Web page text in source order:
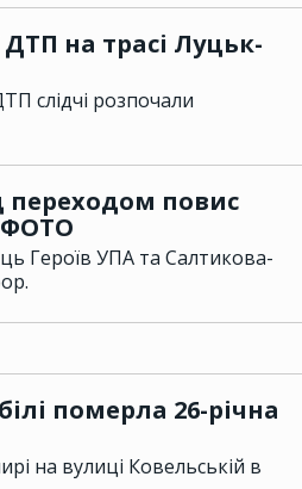
на трасі Луцьк-
слідчі розпочали
переходом повис
ФОТО
Героїв УПА та Салтикова-
померла 26-річна
на вулиці Ковельській в